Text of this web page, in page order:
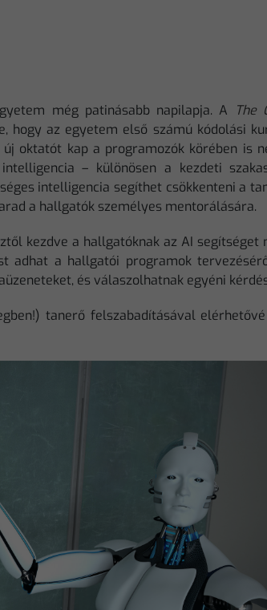
még patinásabb napilapja. A
The
hogy az egyetem első számú kódolási
oktatót kap a programozók körében is
– különösen a kezdeti
intelligencia segíthet csökkenteni a
a hallgatók személyes mentorálására.
kezdve a hallgatóknak az AI segítséget
adhat a hallgatói programok
és válaszolhatnak egyéni
tanerő felszabadításával